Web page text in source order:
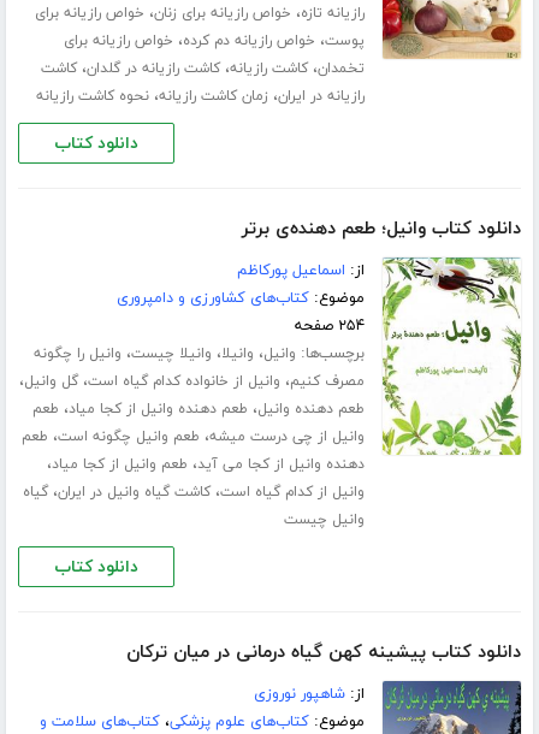
رازیانه تازه، خواص رازیانه برای زنان، خواص رازیانه برای
پوست، خواص رازیانه دم کرده، خواص رازیانه برای
تخمدان،کاشت رازیانه،کاشت رازیانه در گلدان،کاشت
رازیانه در ایران، زمان کاشت رازیانه،نحوه کاشت رازیانه
دانلود کتاب
دانلود کتاب وانیل؛ طعم دهنده‌ی برتر
از: اسماعیل پورکاظم
موضوع:کتاب‌های کشاورزی و دامپروری
۲۵۴ صفحه
برچسب‌ها: وانیل، وانیلا، وانیلا چیست، وانیل را چگونه
مصرف کنیم، وانیل از خانواده کدام گیاه است،گل وانیل،
طعم دهنده وانیل، طعم دهنده وانیل از کجا میاد، طعم
وانیل از چی درست میشه، طعم وانیل چگونه است، طعم
دهنده وانیل از کجا می آید، طعم وانیل از کجا میاد،
وانیل از کدام گیاه است،کاشت گیاه وانیل در ایران،گیاه
وانیل چیست
دانلود کتاب
دانلود کتاب پیشینه کهن گیاه درمانی در میان ترکان
از:شاهپور نوروزی
موضوع:کتاب‌های علوم پزشکی،کتاب‌های سلامت و